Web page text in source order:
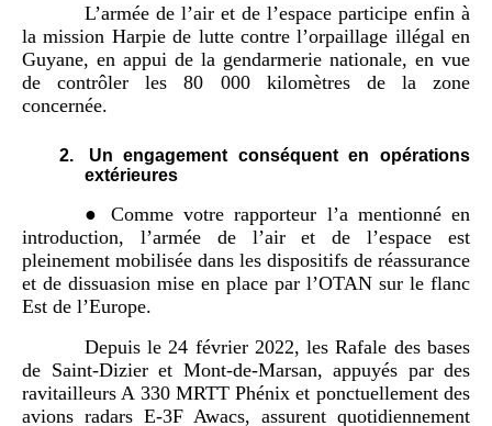
L’armée de l’air et de l’espace participe enfin à
la mission Harpie de lutte contre l’orpaillage illégal en
Guyane, en appui de la gendarmerie nationale, en vue
de contrôler les 80 000 kilomètres de la zone
concernée.
2.
Un engagement conséquent en opérations
extérieures
● Comme votre rapporteur l’a mentionné en
introduction, l’armée de l’air et de l’espace est
pleinement mobilisée dans les dispositifs de réassurance
et de dissuasion mise en place par l’OTAN sur le flanc
Est de l’Europe.
Depuis le 24 février 2022, les Rafale des bases
de Saint-Dizier et Mont-de-Marsan, appuyés par des
ravitailleurs A 330 MRTT Phénix et ponctuellement des
avions radars E-3F Awacs, assurent quotidiennement